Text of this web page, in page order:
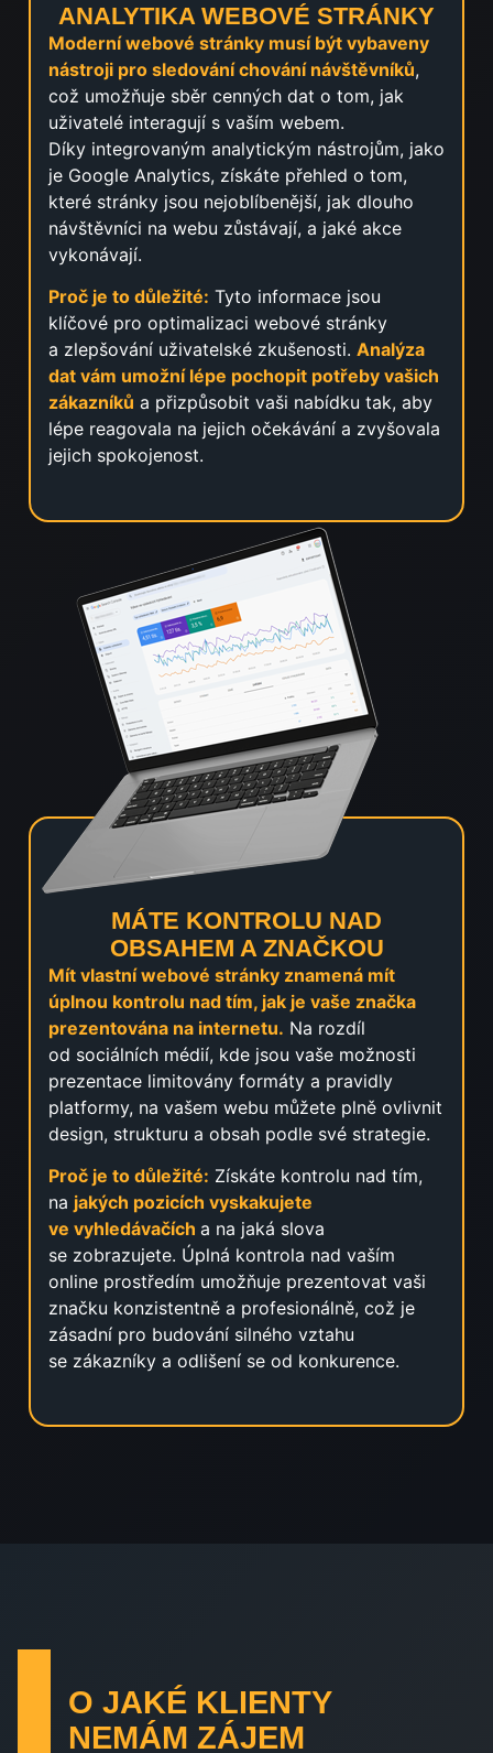
ANALYTIKA WEBOVÉ STRÁNKY
Moderní webové stránky musí být vybaveny
nástroji pro sledování chování návštěvníků,
což umožňuje sběr cenných dat o tom, jak
uživatelé interagují s vaším webem.
Díky integrovaným analytickým nástrojům, jako
je Google Analytics, získáte přehled o tom,
které stránky jsou nejoblíbenější, jak dlouho
návštěvníci na webu zůstávají, a jaké akce
vykonávají.
Proč je to důležité: Tyto informace jsou
klíčové pro optimalizaci webové stránky
a zlepšování uživatelské zkušenosti. Analýza
dat vám umožní lépe pochopit potřeby vašich
zákazníků a přizpůsobit vaši nabídku tak, aby
lépe reagovala na jejich očekávání a zvyšovala
jejich spokojenost.
MÁTE KONTROLU NAD
OBSAHEM A ZNAČKOU
Mít vlastní webové stránky znamená mít
úplnou kontrolu nad tím, jak je vaše značka
prezentována na internetu. Na rozdíl
od sociálních médií, kde jsou vaše možnosti
prezentace limitovány formáty a pravidly
platformy, na vašem webu můžete plně ovlivnit
design, strukturu a obsah podle své strategie.
Proč je to důležité: Získáte kontrolu nad tím,
na jakých pozicích vyskakujete
ve vyhledávačích a na jaká slova
se zobrazujete. Úplná kontrola nad vaším
online prostředím umožňuje prezentovat vaši
značku konzistentně a profesionálně, což je
zásadní pro budování silného vztahu
se zákazníky a odlišení se od konkurence.
O JAKÉ KLIENTY
NEMÁM ZÁJEM